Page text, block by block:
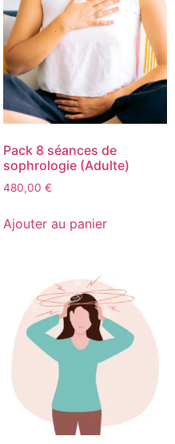
Pack 8 séances de
sophrologie (Adulte)
480,00 €
Ajouter au panier